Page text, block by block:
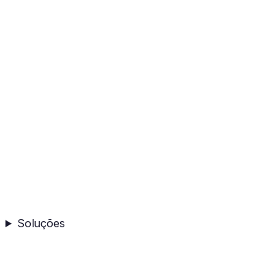
Soluções